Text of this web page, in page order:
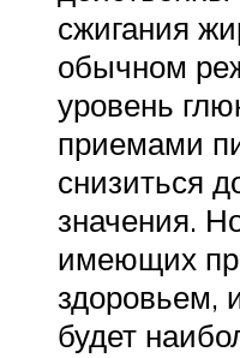
сжигания
обычном
уровень
приемами
снизиться
значения.
имеющих
здоровьем,
будет